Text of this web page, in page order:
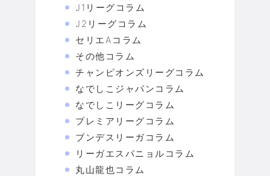
J1リーグコラム
J2リーグコラム
セリエAコラム
その他コラム
チャンピオンズリーグコラム
なでしこジャパンコラム
なでしこリーグコラム
プレミアリーグコラム
ブンデスリーガコラム
リーガエスパニョルコラム
丸山龍也コラム